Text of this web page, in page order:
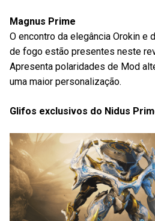
Magnus Prime
O encontro da elegância Orokin e
de fogo estão presentes neste
Apresenta polaridades de Mod
uma maior personalização.
Glifos exclusivos do Nidus